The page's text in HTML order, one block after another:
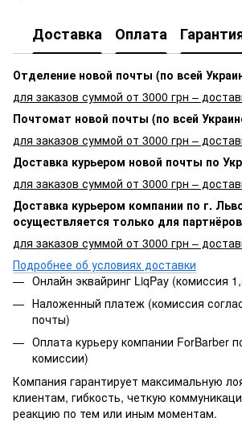
Доставка Оплата
Отделение новой почты (по всей
для заказов суммой от 3000 грн –
Почтомат новой почты (по всей
для заказов суммой от 3000 грн –
Доставка курьером новой почты по
для заказов суммой от 3000 грн –
Доставка курьером компании по г.
осуществляется только для партнёров
для заказов суммой от 3000 грн –
Подробнее об условиях доставки
Онлайн эквайринг LiqPay (комиссия
Наложенный платеж (комиссия
почты)
Оплата курьеру компании ForBarber
комиссии)
Компания гарантирует максимальную
клиентам, гибкость, четкую
реакцию по тем или иным моментам.